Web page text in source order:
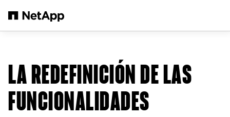
LA REDEFINICIÓN DE LAS
FUNCIONALIDADES